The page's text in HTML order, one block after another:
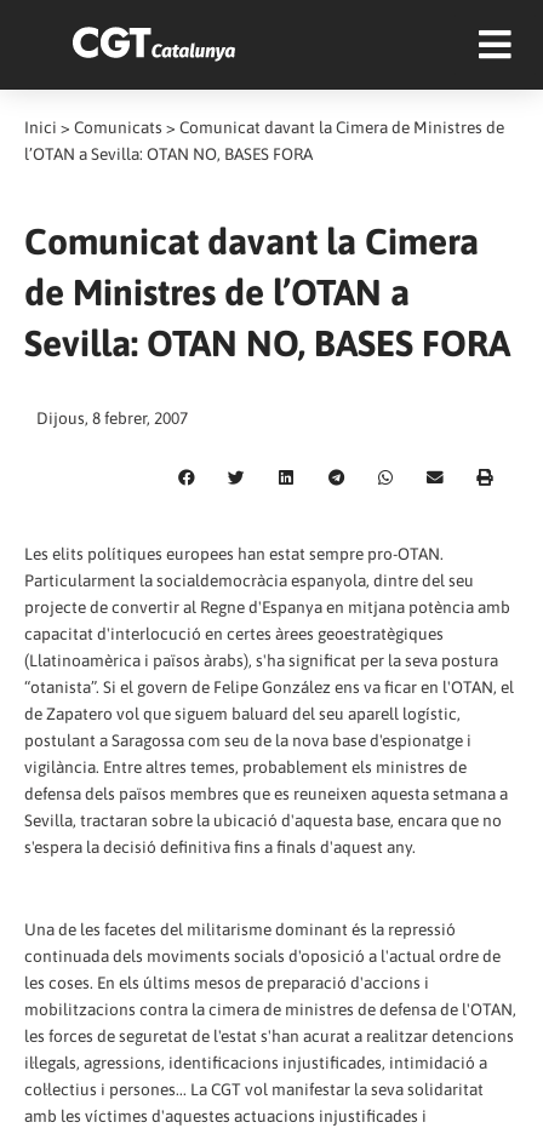
Inici > Comunicats > Comunicat davant la Cimera de Ministres de
l’OTAN a Sevilla: OTAN NO, BASES FORA
Comunicat davant la Cimera
de Ministres de l’OTAN a
Sevilla: OTAN NO, BASES FORA
Dijous, 8 febrer, 2007
Les elits polítiques europees han estat sempre pro-OTAN.
Particularment la socialdemocràcia espanyola, dintre del seu
projecte de convertir al Regne d'Espanya en mitjana potència amb
capacitat d'interlocució en certes àrees geoestratègiques
(Llatinoamèrica i països àrabs), s'ha significat per la seva postura
“otanista”. Si el govern de Felipe González ens va ficar en l'OTAN, el
de Zapatero vol que siguem baluard del seu aparell logístic,
postulant a Saragossa com seu de la nova base d'espionatge i
vigilància. Entre altres temes, probablement els ministres de
defensa dels països membres que es reuneixen aquesta setmana a
Sevilla, tractaran sobre la ubicació d'aquesta base, encara que no
s'espera la decisió definitiva fins a finals d'aquest any.
Una de les facetes del militarisme dominant és la repressió
continuada dels moviments socials d'oposició a l'actual ordre de
les coses. En els últims mesos de preparació d'accions i
mobilitzacions contra la cimera de ministres de defensa de l'OTAN,
les forces de seguretat de l'estat s'han acurat a realitzar detencions
il·legals, agressions, identificacions injustificades, intimidació a
col·lectius i persones... La CGT vol manifestar la seva solidaritat
amb les víctimes d'aquestes actuacions injustificades i